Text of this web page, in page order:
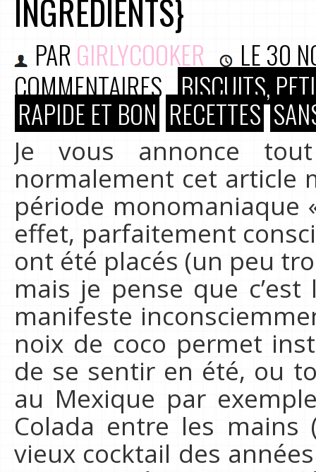
INGRÉDIENTS}
PAR GIRLYCOOKER LE30
COMMENTAIRES BISCUITS,
RAPIDE ET BON RECETTES
Je vous annonce
normalement cet article
période monomaniaque
effet, parfaitement
ont été placés (un peu
mais je pense que
manifeste
noix de coco permet
de se sentir en été, ou
au Mexique par
Colada entre les
vieux cocktail des